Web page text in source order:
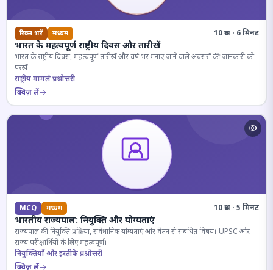
रिक्त भरें मध्यम 10 प्रश्न · 6 मिनट
भारत के महत्वपूर्ण राष्ट्रीय दिवस और तारीखें
भारत के राष्ट्रीय दिवस, महत्वपूर्ण तारीखें और वर्ष भर मनाए जाने वाले अवसरों की जानकारी को
परखें।
राष्ट्रीय मामले प्रश्नोत्तरी
क्विज़ लें
MCQ मध्यम 10 प्रश्न · 5 मिनट
भारतीय राज्यपाल: नियुक्ति और योग्यताएं
राज्यपाल की नियुक्ति प्रक्रिया, संवैधानिक योग्यताएं और वेतन से संबंधित विषय। UPSC और
राज्य परीक्षार्थियों के लिए महत्वपूर्ण।
नियुक्तियाँ और इस्तीफे प्रश्नोत्तरी
क्विज़ लें